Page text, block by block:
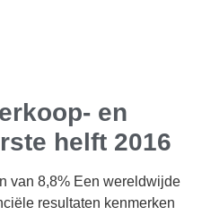
en
helft 2016
van 8,8% Een wereldwijde
resultaten kenmerken